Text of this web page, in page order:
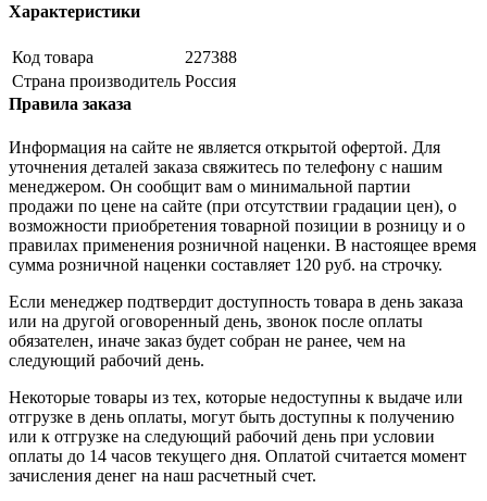
Характеристики
Код товара
227388
Страна производитель Россия
Правила заказа
Информация на сайте не является открытой офертой. Для
уточнения деталей заказа свяжитесь по телефону с нашим
менеджером. Он сообщит вам о минимальной партии
продажи по цене на сайте (при отсутствии градации цен), о
возможности приобретения товарной позиции в розницу и о
правилах применения розничной наценки. В настоящее время
сумма розничной наценки составляет 120 руб. на строчку.
Если менеджер подтвердит доступность товара в день заказа
или на другой оговоренный день, звонок после оплаты
обязателен, иначе заказ будет собран не ранее, чем на
следующий рабочий день.
Некоторые товары из тех, которые недоступны к выдаче или
отгрузке в день оплаты, могут быть доступны к получению
или к отгрузке на следующий рабочий день при условии
оплаты до 14 часов текущего дня. Оплатой считается момент
зачисления денег на наш расчетный счет.